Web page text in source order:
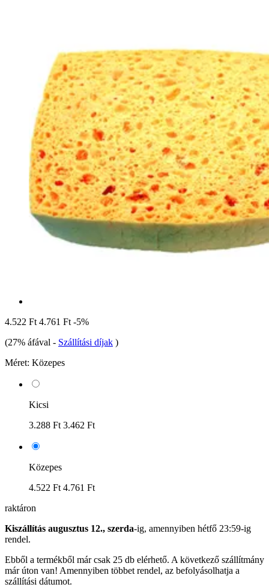
4.522 Ft 4.761 Ft -5%
(27% áfával - Szállítási díjak )
Méret: Közepes
Kicsi
3.288 Ft 3.462 Ft
Közepes
4.522 Ft 4.761 Ft
raktáron
Kiszállítás augusztus 12., szerda-ig, amennyiben hétfő 23:59-ig
rendel.
Ebből a termékből már csak 25 db elérhető. A következő szállítmány
már úton van! Amennyiben többet rendel, az befolyásolhatja a
szállítási dátumot.